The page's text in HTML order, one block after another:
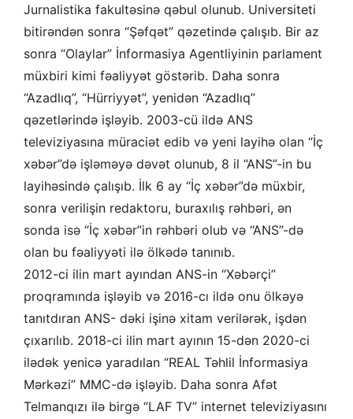
Jurnalistika fakultəsinə qəbul olunub. Universiteti
bitirəndən sonra “Şəfqət” qəzetində çalışıb. Bir az
sonra “Olaylar” İnformasiya Agentliyinin parlament
müxbiri kimi fəaliyyət göstərib. Daha sonra
“Azadlıq”, “Hürriyyət”, yenidən “Azadlıq”
qəzetlərində işləyib. 2003-cü ildə ANS
televiziyasına müraciət edib və yeni layihə olan “İç
xəbər”də işləməyə dəvət olunub, 8 il “ANS”-in bu
layihəsində çalışıb. İlk 6 ay “İç xəbər”də müxbir,
sonra verilişin redaktoru, buraxılış rəhbəri, ən
sonda isə “İç xəbər”in rəhbəri olub və “ANS”-də
olan bu fəaliyyəti ilə ölkədə tanınıb.
2012-ci ilin mart ayından ANS-in “Xəbərçi”
proqramında işləyib və 2016-cı ildə onu ölkəyə
tanıtdıran ANS- dəki işinə xitam verilərək, işdən
çıxarılıb. 2018-ci ilin mart ayının 15-dən 2020-ci
ilədək yenicə yaradılan “REAL Təhlil İnformasiya
Mərkəzi” MMC-də işləyib. Daha sonra Afət
Telmanqızı ilə birgə “LAF TV” internet televiziyasını